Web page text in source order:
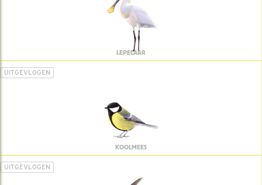
LEPELAAR
UITGEVLOGEN
KOOLMEES
UITGEVLOGEN